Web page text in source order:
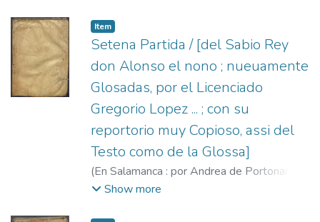
1496?-1560.
1547-1568.
Item
Setena Partida / [del Sabio Rey
don Alonso el nono ; nueuamente
Glosadas, por el Licenciado
Gregorio Lopez ... ; con su
reportorio muy Copioso, assi del
Testo como de la Glossa]
(En Salamanca : por Andrea de Portonariis,
1555)Alfonso X, Rey de Castilla, 1221-
Show more